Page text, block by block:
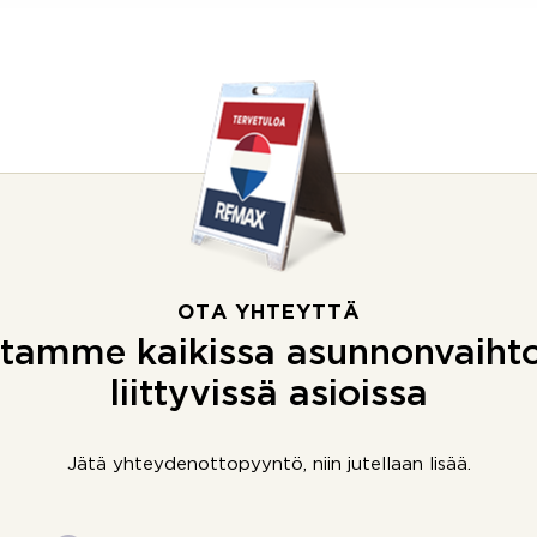
OTA YHTEYTTÄ
kaikissa
liittyvissä asioissa
Jätä yhteydenottopyyntö, niin jutellaan lisää.